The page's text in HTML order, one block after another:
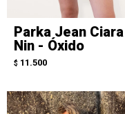
Parka Jean Ciara
Nin - Óxido
$ 11.500